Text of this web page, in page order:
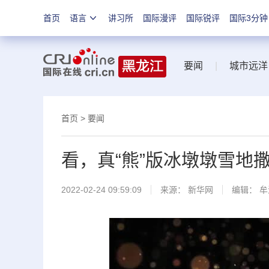
首页 语言 讲习所 国际漫评 国际锐评 国际3分钟
要闻 城市远洋
首页 > 要闻
看，真“熊”版冰墩墩雪地
2022-02-24 09:59:09 来源： 新华网 编辑：